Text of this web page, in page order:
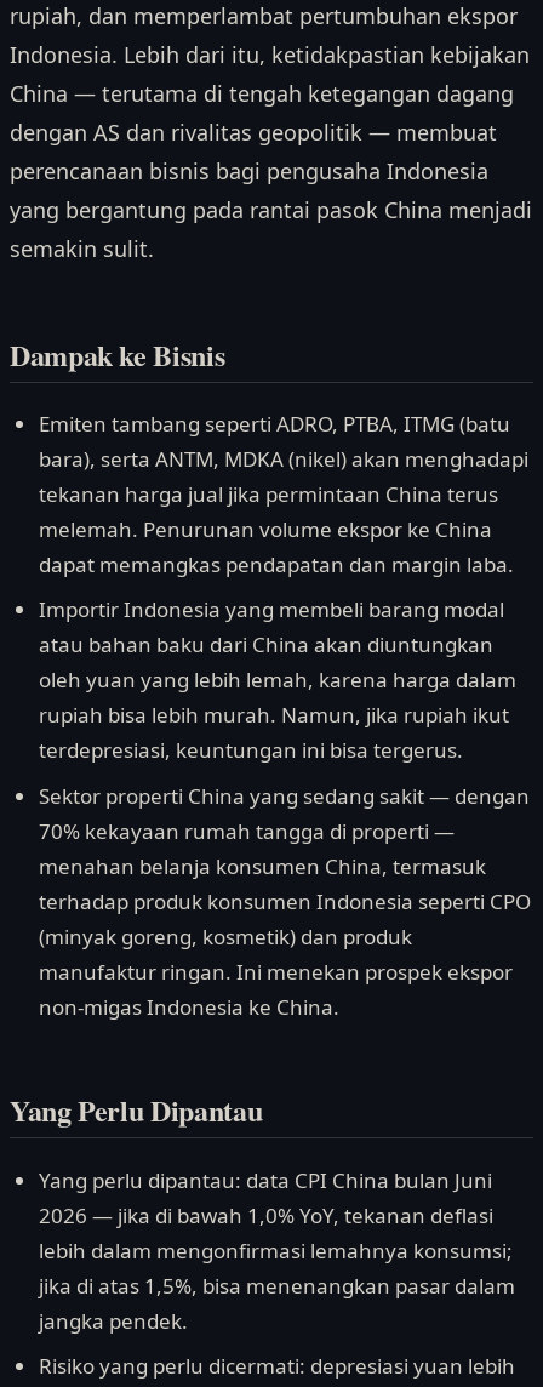
rupiah, dan memperlambat pertumbuhan ekspor
Indonesia. Lebih dari itu, ketidakpastian kebijakan
China — terutama di tengah ketegangan dagang
dengan AS dan rivalitas geopolitik — membuat
perencanaan bisnis bagi pengusaha Indonesia
yang bergantung pada rantai pasok China menjadi
semakin sulit.
Dampak ke Bisnis
Emiten tambang seperti ADRO, PTBA, ITMG (batu
bara), serta ANTM, MDKA (nikel) akan menghadapi
tekanan harga jual jika permintaan China terus
melemah. Penurunan volume ekspor ke China
dapat memangkas pendapatan dan margin laba.
Importir Indonesia yang membeli barang modal
atau bahan baku dari China akan diuntungkan
oleh yuan yang lebih lemah, karena harga dalam
rupiah bisa lebih murah. Namun, jika rupiah ikut
terdepresiasi, keuntungan ini bisa tergerus.
Sektor properti China yang sedang sakit — dengan
70% kekayaan rumah tangga di properti —
menahan belanja konsumen China, termasuk
terhadap produk konsumen Indonesia seperti CPO
(minyak goreng, kosmetik) dan produk
manufaktur ringan. Ini menekan prospek ekspor
non-migas Indonesia ke China.
Yang Perlu Dipantau
Yang perlu dipantau: data CPI China bulan Juni
2026 — jika di bawah 1,0% YoY, tekanan deflasi
lebih dalam mengonfirmasi lemahnya konsumsi;
jika di atas 1,5%, bisa menenangkan pasar dalam
jangka pendek.
Risiko yang perlu dicermati: depresiasi yuan lebih